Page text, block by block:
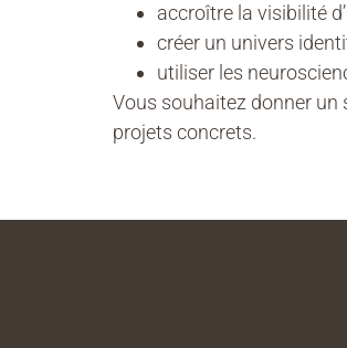
accroître la visibilité
créer un univers
utiliser les
Vous souhaitez donner un
projets concrets.